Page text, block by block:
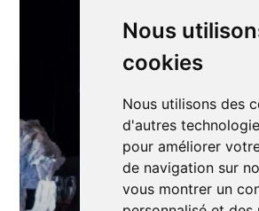
Nous
cookies
Nous utilisons des
d'autres
pour améliorer
de navigation sur
vous montrer un